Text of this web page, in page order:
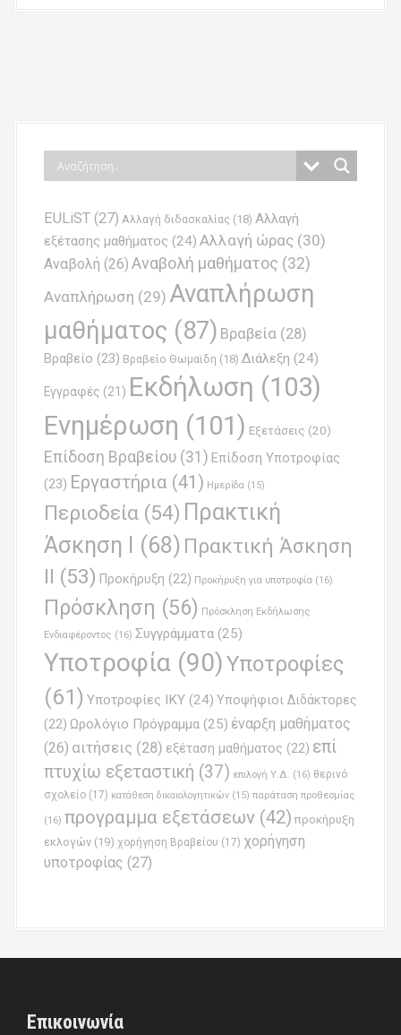
EULiST (27) Αλλαγή διδασκαλίας (18) Αλλαγή
εξέτασης μαθήματος (24) Αλλαγή ώρας (30)
Αναβολή (26) Αναβολή μαθήματος (32)
Αναπλήρωση (29) Αναπλήρωση
μαθήματος (87) Βραβεία (28)
Βραβείο (23) Βραβείο Θωμαϊδη (18) Διάλεξη (24)
Εγγραφές (21) Εκδήλωση (103)
Ενημέρωση (101) Εξετάσεις (20)
Επίδοση Βραβείου (31) Επίδοση Υποτροφίας
(23) Εργαστήρια (41) Ημερίδα (15)
Περιοδεία (54) Πρακτική
Άσκηση Ι
(68) Πρακτική Άσκηση
ΙΙ (53) Προκήρυξη (22) Προκήρυξη για υποτροφία (16)
Πρόσκληση (56) Πρόσκληση Εκδήλωσης
Ενδιαφέροντος (16) Συγγράμματα (25)
Υποτροφία (90)Υποτροφίες
(61) Υποτροφίες ΙΚΥ (24) Υποψήφιοι Διδάκτορες
(22) Ωρολόγιο Πρόγραμμα (25) έναρξη μαθήματος
(26) αιτήσεις (28) εξέταση μαθήματος (22) επί
πτυχίω εξεταστική (37) επιλογή Υ.Δ. (16) θερινό
σχολείο (17) κατάθεση δικαιολογητικών (15) παράταση προθεσμίας
(16) προγραμμα εξετάσεων (42) προκήρυξη
εκλογών (19) χορήγηση Βραβείου (17) χορήγηση
υποτροφίας (27)
Επικοινωνία